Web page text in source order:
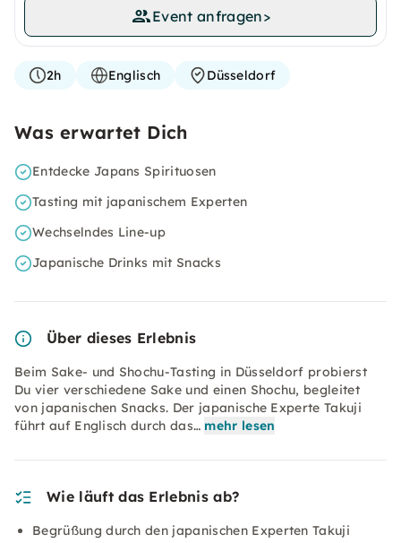
Event anfragen>
2h Englisch Düsseldorf
Was erwartet Dich
Entdecke Japans Spirituosen
Tasting mit japanischem Experten
Wechselndes Line-up
Japanische Drinks mit Snacks
Über dieses Erlebnis
Beim Sake- und Shochu-Tasting in Düsseldorf probierst
Du vier verschiedene Sake und einen Shochu, begleitet
von japanischen Snacks. Der japanische Experte Takuji
führt auf Englisch durch das… mehr lesen
Wie läuft das Erlebnis ab?
Begrüßung durch den japanischen Experten Takuji